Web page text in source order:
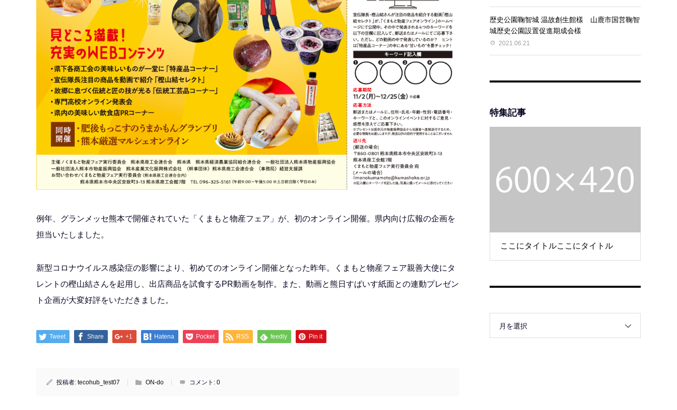
例年、グランメッセ熊本で開催されていた「くまもと物産フェア」が、初のオンライン開催。県内向け広報の企画を
担当いたしました。
新型コロナウイルス感染症の影響により、初めてのオンライン開催となった昨年。くまもと物産フェア親善大使にタ
レントの樫山結さんを起用し、出店商品を試食するPR動画を制作。また、動画と熊日すぱいす紙面との連動プレゼン
ト企画が大変好評をいただきました。
Tweet Share +1 Hatena Pocket RSS feedly Pin it
投稿者: tecohub_test07 ON-do コメント: 0
歴史公園鞠智城 温故創生館樣 山鹿市国営鞠智
城歴史公園設置促進期成会樣
2021.06.21
特集記事
ここにタイトルここにタイトル
月を選択